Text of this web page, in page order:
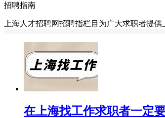
招聘指南
上海人才招聘网招聘指栏目为广大求职者提
在上海找工作求职者一定